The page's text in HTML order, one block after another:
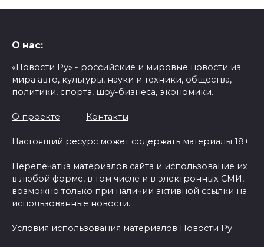
О нас:
«Новости Ру» - российские и мировые новости из
мира авто, культуры, науки и техники, общества,
политики, спорта, шоу-бизнеса, экономики.
О проекте Контакты
Настоящий ресурс может содержать материалы 18+
Перепечатка материалов сайта и использование их
в любой форме, в том числе и в электронных СМИ,
возможно только при наличии активной ссылки на
использованные новости.
Условия использования материалов Новости Ру